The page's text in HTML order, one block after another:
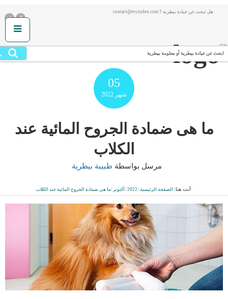
هل تبحث عن عيادة بيطرية ؟ contact@evcindex.com
ابحث عن عيادة بيطرية أو معلومة بيطرية
05
شهر 2022
ما هى ضمادة الجروح المائية عند
الكلاب
مرسل بواسطة طبيبة بيطرية
أنت هنا: الصفحة الرئيسية/
2022
/ أكتوبر /ما هى ضمادة الجروح المائية عند الكلاب